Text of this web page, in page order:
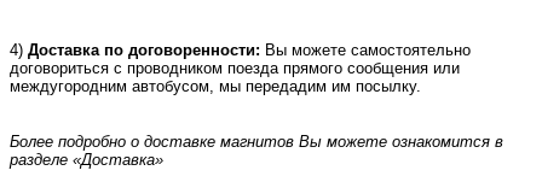
4) Доставка по договоренности: Вы можете самостоятельно
договориться с проводником поезда прямого сообщения или
междугородним автобусом, мы передадим им посылку.
Более подробно о доставке магнитов Вы можете ознакомится в
разделе «Доставка»